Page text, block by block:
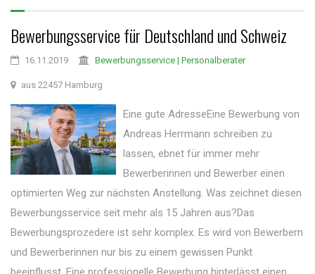
Bewerbungsservice für Deutschland und Schweiz
16.11.2019 Bewerbungsservice | Personalberater
aus 22457 Hamburg
Eine gute AdresseEine Bewerbung von
Andreas Herrmann schreiben zu
lassen, ebnet für immer mehr
Bewerberinnen und Bewerber einen
optimierten Weg zur nächsten Anstellung. Was zeichnet diesen
Bewerbungsservice seit mehr als 15 Jahren aus?Das
Bewerbungsprozedere ist sehr komplex. Es wird von Bewerbern
und Bewerberinnen nur bis zu einem gewissen Punkt